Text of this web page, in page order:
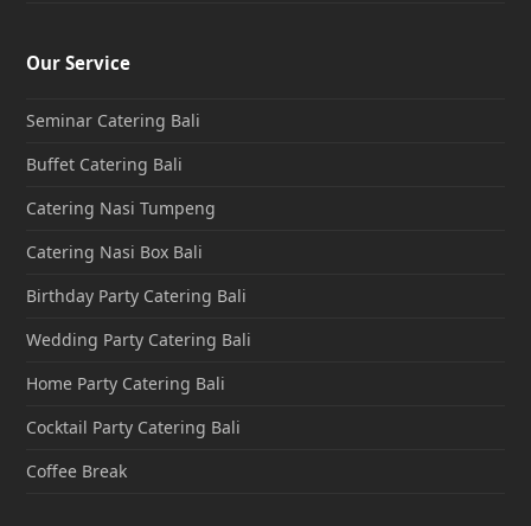
Our Service
Seminar Catering Bali
Buffet Catering Bali
Catering Nasi Tumpeng
Catering Nasi Box Bali
Birthday Party Catering Bali
Wedding Party Catering Bali
Home Party Catering Bali
Cocktail Party Catering Bali
Coffee Break